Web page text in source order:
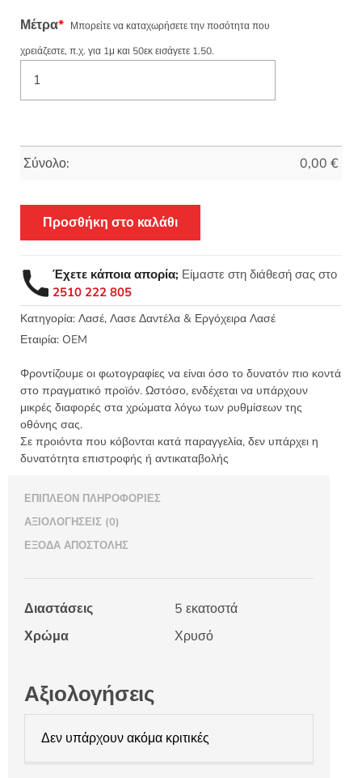
Μέτρα* Μπορείτε να καταχωρήσετε την ποσότητα που
χρειάζεστε, π.χ. για 1μ και 50εκ εισάγετε 1.50.
Σύνολο: 0,00 €
Προσθήκη στο καλάθι
Έχετε κάποια απορία; Είμαστε στη διάθεσή σας στο
2510 222 805
Κατηγορία: Λασέ, Λασε Δαντέλα & Εργόχειρα Λασέ
Εταιρία: OEM
Φροντίζουμε οι φωτογραφίες να είναι όσο το δυνατόν πιο κοντά
στο πραγματικό προϊόν. Ωστόσο, ενδέχεται να υπάρχουν
μικρές διαφορές στα χρώματα λόγω των ρυθμίσεων της
οθόνης σας.
Σε προιόντα που κόβονται κατά παραγγελία, δεν υπάρχει η
δυνατότητα επιστροφής ή αντικαταβολής
ΕΠΙΠΛΈΟΝ ΠΛΗΡΟΦΟΡΊΕΣ
ΑΞΙΟΛΟΓΉΣΕΙΣ (0)
ΈΞΟΔΑ ΑΠΟΣΤΟΛΉΣ
Διαστάσεις
5 εκατοστά
Χρώμα
Χρυσό
Αξιολογήσεις
Δεν υπάρχουν ακόμα κριτικές